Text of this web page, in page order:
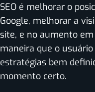
SEO é melhorar o
Google, melhorar a
site, e no aumento
maneira que o
estratégias bem
momento certo.